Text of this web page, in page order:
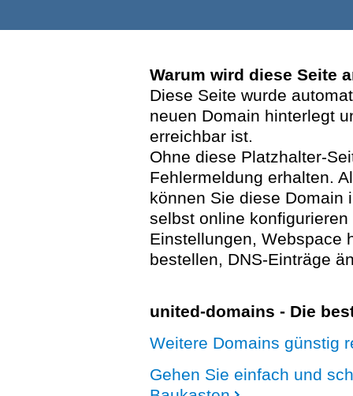
Warum wird diese Seite
Diese Seite wurde
neuen Domain hinterlegt
erreichbar ist.
Ohne diese Platzhalter-
Fehlermeldung erhalten.
können Sie diese Domain
selbst online
Einstellungen, Webspace
bestellen, DNS-Einträge
united-domains - Die
Weitere Domains günstig
Gehen Sie einfach und